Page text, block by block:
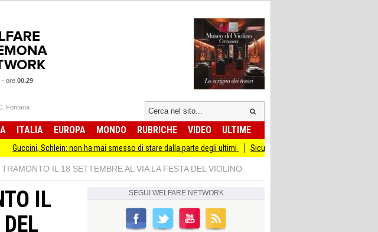
- ore 00.29
Fontana
ITALIA EUROPA MONDO RUBRICHE VIDEO ULTIME
Schlein: non ha mai smesso di stare dalla parte degli ultimi Sicurezza I Giovani Democratici ribattono ai
IL 18 SETTEMBRE AL VIA LA FESTA DEL VIOLINO
IL
SEGUI WELFARE NETWORK